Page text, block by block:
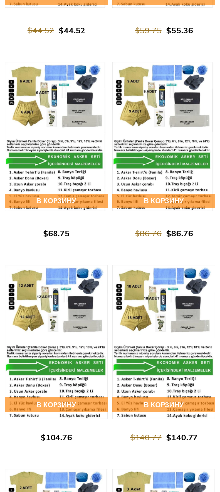
$44.52
$44.52 $55.36
$59.75
В КОРЗИНУ
$68.75
В КОРЗИНУ
$86.76
$86.76
В КОРЗИНУ
$104.76
В КОРЗИНУ
$140.77
$140.77